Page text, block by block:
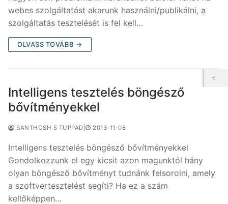
webes szolgáltatást akarunk használni/publikálni, a
szolgáltatás tesztelését is fel kell…
OLVASS TOVÁBB →
Intelligens tesztelés böngésző
bővítményekkel
SANTHOSH S TUPPAD 2013-11-08
Intelligens tesztelés böngésző bővítményekkel
Gondolkozzunk el egy kicsit azon magunktól hány
olyan böngésző bővítményt tudnánk felsorolni, amely
a szoftvertesztelést segíti? Ha ez a szám
kellőképpen…